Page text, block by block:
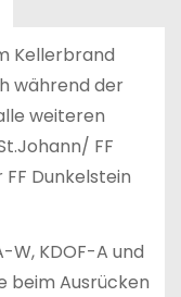
Kellerbrand
während der
weiteren
FF
Dunkelstein
W, KDOF-A und
beim Ausrücken